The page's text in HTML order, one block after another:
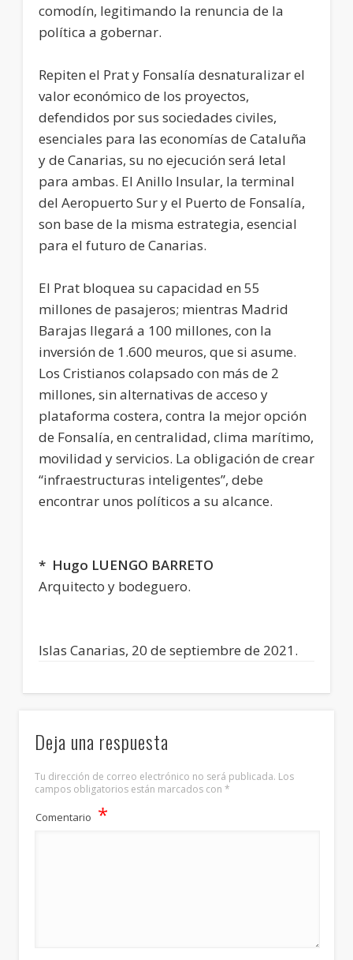
comodín, legitimando la renuncia de la
política a gobernar.
Repiten el Prat y Fonsalía desnaturalizar el
valor económico de los proyectos,
defendidos por sus sociedades civiles,
esenciales para las economías de Cataluña
y de Canarias, su no ejecución será letal
para ambas. El Anillo Insular, la terminal
del Aeropuerto Sur y el Puerto de Fonsalía,
son base de la misma estrategia, esencial
para el futuro de Canarias.
El Prat bloquea su capacidad en 55
millones de pasajeros; mientras Madrid
Barajas llegará a 100 millones, con la
inversión de 1.600 meuros, que si asume.
Los Cristianos colapsado con más de 2
millones, sin alternativas de acceso y
plataforma costera, contra la mejor opción
de Fonsalía, en centralidad, clima marítimo,
movilidad y servicios. La obligación de crear
“infraestructuras inteligentes”, debe
encontrar unos políticos a su alcance.
* Hugo LUENGO BARRETO
Arquitecto y bodeguero.
Islas Canarias, 20 de septiembre de 2021.
Deja una respuesta
Tu dirección de correo electrónico no será publicada. Los
campos obligatorios están marcados con*
Comentario *